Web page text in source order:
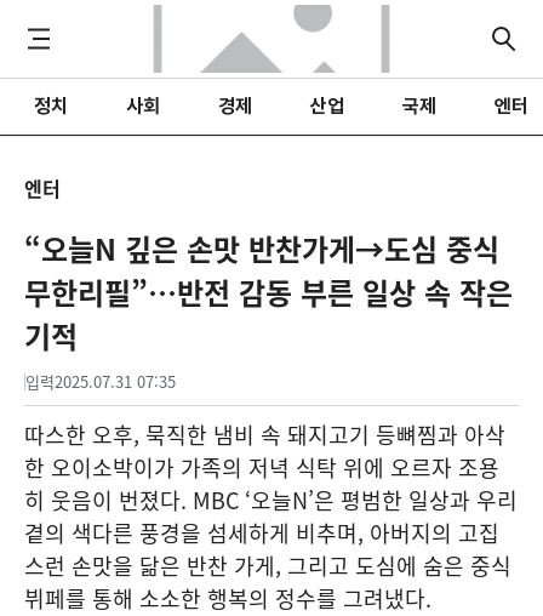
정치 사회 경제 산업 국제 엔터
엔터
“오늘N 깊은 손맛 반찬가게→도심 중식
무한리필”…반전 감동 부른 일상 속 작은
기적
입력2025.07.31 07:35
따스한 오후, 묵직한 냄비 속 돼지고기 등뼈찜과 아삭
한 오이소박이가 가족의 저녁 식탁 위에 오르자 조용
히 웃음이 번졌다. MBC ‘오늘N’은 평범한 일상과 우리
곁의 색다른 풍경을 섬세하게 비추며, 아버지의 고집
스런 손맛을 닮은 반찬 가게, 그리고 도심에 숨은 중식
뷔페를 통해 소소한 행복의 정수를 그려냈다.